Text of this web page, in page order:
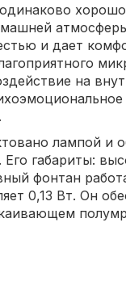
и дает
на
лампой и
Его габариты:
фонтан
0,13 Вт. Он